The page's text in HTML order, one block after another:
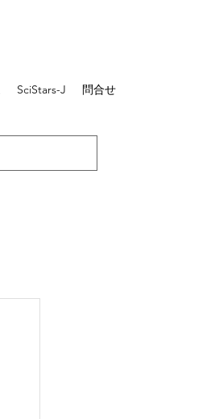
SciStars-J 問合せ